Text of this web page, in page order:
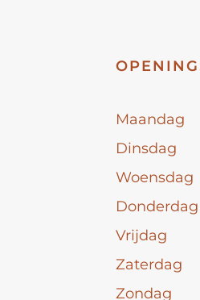
Maandag
Dinsdag
Woensdag
Donderdag
Vrijdag
Zaterdag
Zondag